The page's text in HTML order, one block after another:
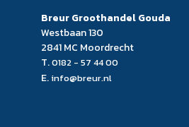
Breur Groothandel Gouda
Westbaan 130
2841 MC Moordrecht
T.0182 - 57 44 00
E. info@breur.nl